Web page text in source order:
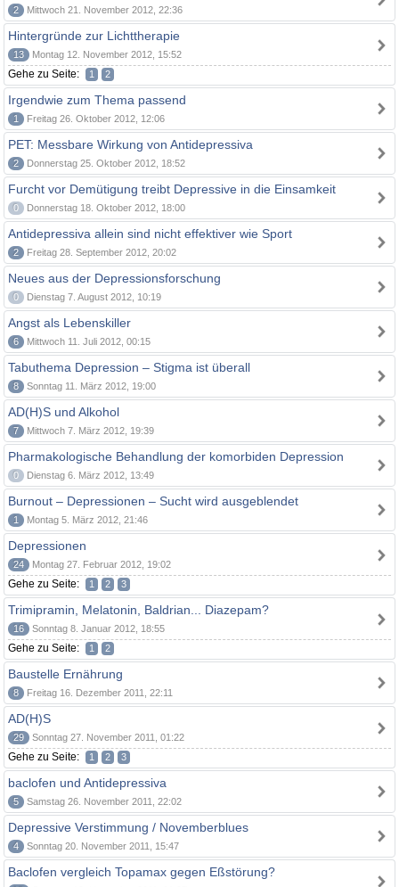
2 Mittwoch 21. November 2012, 22:36
Hintergründe zur Lichttherapie
13 Montag 12. November 2012, 15:52
Gehe zu Seite: 1 2
Irgendwie zum Thema passend
1 Freitag 26. Oktober 2012, 12:06
PET: Messbare Wirkung von Antidepressiva
2 Donnerstag 25. Oktober 2012, 18:52
Furcht vor Demütigung treibt Depressive in die Einsamkeit
0 Donnerstag 18. Oktober 2012, 18:00
Antidepressiva allein sind nicht effektiver wie Sport
2 Freitag 28. September 2012, 20:02
Neues aus der Depressionsforschung
0 Dienstag 7. August 2012, 10:19
Angst als Lebenskiller
6 Mittwoch 11. Juli 2012, 00:15
Tabuthema Depression – Stigma ist überall
8 Sonntag 11. März 2012, 19:00
AD(H)S und Alkohol
7 Mittwoch 7. März 2012, 19:39
Pharmakologische Behandlung der komorbiden Depression
0 Dienstag 6. März 2012, 13:49
Burnout – Depressionen – Sucht wird ausgeblendet
1 Montag 5. März 2012, 21:46
Depressionen
24 Montag 27. Februar 2012, 19:02
Gehe zu Seite: 1 2 3
Trimipramin, Melatonin, Baldrian... Diazepam?
16 Sonntag 8. Januar 2012, 18:55
Gehe zu Seite: 1 2
Baustelle Ernährung
8 Freitag 16. Dezember 2011, 22:11
AD(H)S
29 Sonntag 27. November 2011, 01:22
Gehe zu Seite: 1 2 3
baclofen und Antidepressiva
5 Samstag 26. November 2011, 22:02
Depressive Verstimmung / Novemberblues
4 Sonntag 20. November 2011, 15:47
Baclofen vergleich Topamax gegen Eßstörung?